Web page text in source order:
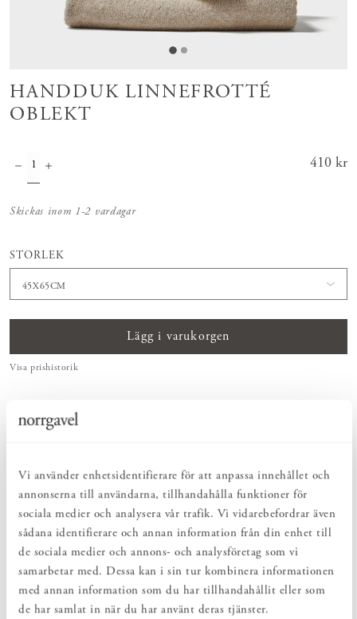
Vi använder enhetsidentifierare för att anpassa innehållet och
annonserna till användarna, tillhandahålla funktioner för
sociala medier och analysera vår trafik. Vi vidarebefordrar även
sådana identifierare och annan information från din enhet till
de sociala medier och annons- och analysföretag som vi
samarbetar med. Dessa kan i sin tur kombinera informationen
med annan information som du har tillhandahållit eller som
de har samlat in när du har använt deras tjänster.
HANDDUK LINNEFROTTÉ
OBLEKT
Pris :
410 kr
Skickas inom 1-2 vardagar
STORLEK
45X65CM
Lägg i varukorgen
Visa prishistorik
Hos oss hittar du ett kurerat sortiment av inredning som gör vardagslivet
Bruksföremål och inredningsdetaljer som genomgående är tillverkade av
hållbara naturmaterial.
PRODUKTBESKRIVNING
Handdukar i linnefrotté i klassisk oblekt färg. Handdukarna har
är fantastiskt på att ta upp fukt, vilket gör att materialet lämpar sig
väl just för badprodukter. Handdukarna mjuknar efter hand som de